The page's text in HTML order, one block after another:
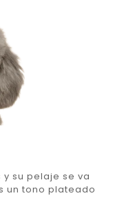
su pelaje se va
un tono plateado